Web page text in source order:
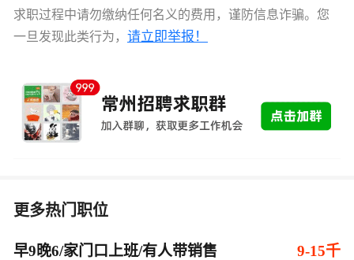
求职过程中请勿缴纳任何名义的费用，谨防信息诈骗。您
一旦发现此类行为， 请立即举报！
更多热门职位
早9晚6/家门口上班/有人带销售 9-15千